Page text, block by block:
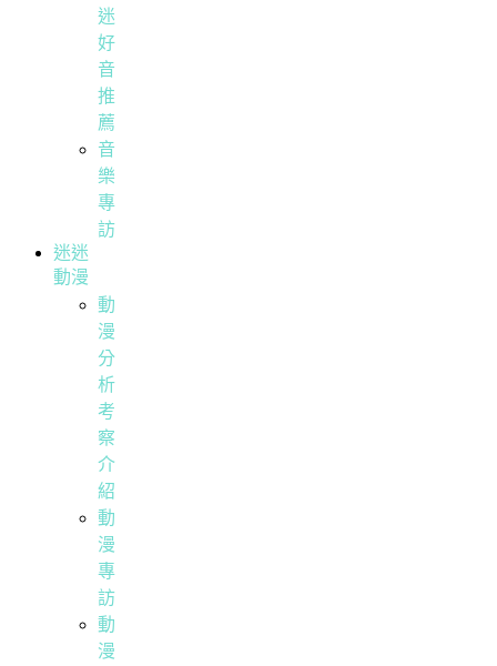
迷
好
音
推
薦
音
樂
專
訪
迷迷
動漫
動
漫
分
析
考
察
介
紹
動
漫
專
訪
動
漫